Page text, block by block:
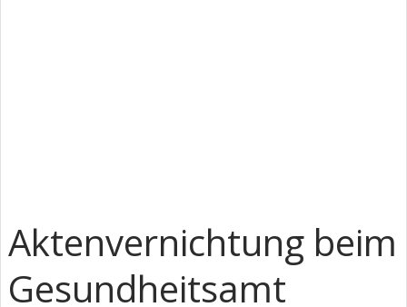
Aktenvernichtung beim
Gesundheitsamt